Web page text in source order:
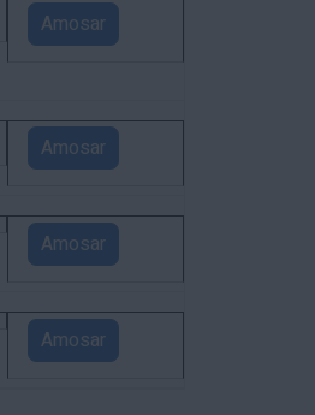
Amosar
Amosar
Amosar
Amosar